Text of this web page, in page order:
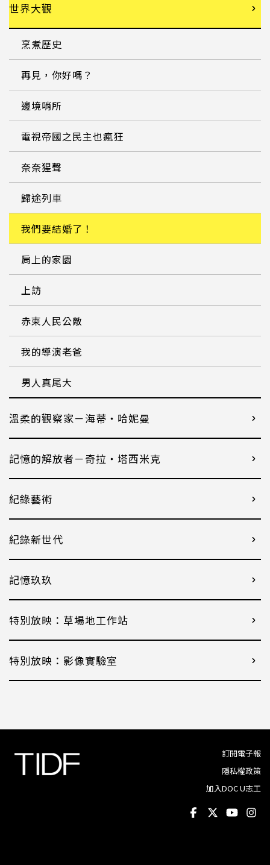
世界大觀
烹煮歷史
再見，你好嗎？
邊境哨所
電視帝國之民主也瘋狂
奈奈猩聲
歸途列車
我們要結婚了！
肩上的家園
上訪
赤柬人民公敵
我的導演老爸
男人真尾大
溫柔的觀察家－海蒂・哈妮曼
記憶的解放者－奇拉・塔西米克
紀錄藝術
紀錄新世代
記憶玖玖
特別放映：草場地工作站
特別放映：影像實驗室
訂閱電子報
隱私權政策
加入DOC U志工